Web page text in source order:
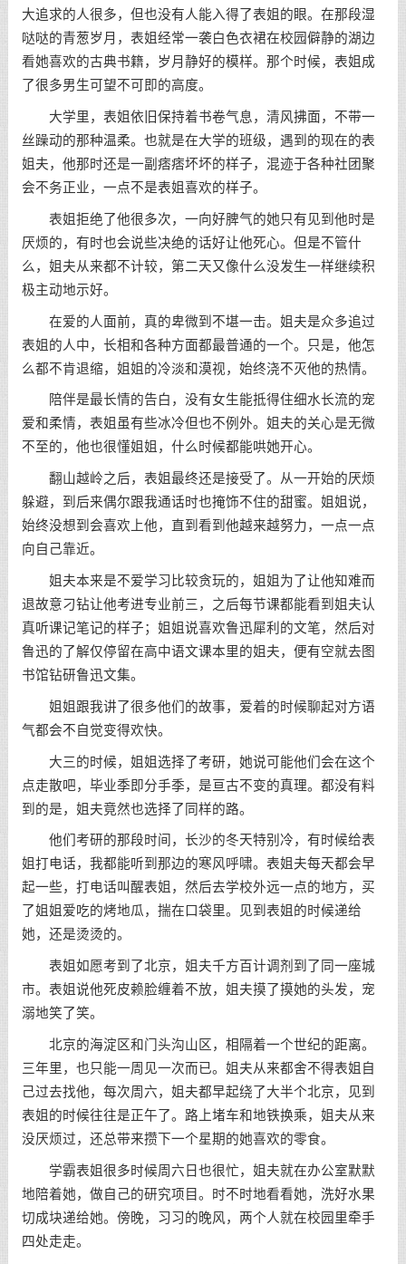
大追求的人很多，但也没有人能入得了表姐的眼。在那段湿
哒哒的青葱岁月，表姐经常一袭白色衣裙在校园僻静的湖边
看她喜欢的古典书籍，岁月静好的模样。那个时候，表姐成
了很多男生可望不可即的高度。
大学里，表姐依旧保持着书卷气息，清风拂面，不带一
丝躁动的那种温柔。也就是在大学的班级，遇到的现在的表
姐夫，他那时还是一副痞痞坏坏的样子，混迹于各种社团聚
会不务正业，一点不是表姐喜欢的样子。
表姐拒绝了他很多次，一向好脾气的她只有见到他时是
厌烦的，有时也会说些决绝的话好让他死心。但是不管什
么，姐夫从来都不计较，第二天又像什么没发生一样继续积
极主动地示好。
在爱的人面前，真的卑微到不堪一击。姐夫是众多追过
表姐的人中，长相和各种方面都最普通的一个。只是，他怎
么都不肯退缩，姐姐的冷淡和漠视，始终浇不灭他的热情。
陪伴是最长情的告白，没有女生能抵得住细水长流的宠
爱和柔情，表姐虽有些冰冷但也不例外。姐夫的关心是无微
不至的，他也很懂姐姐，什么时候都能哄她开心。
翻山越岭之后，表姐最终还是接受了。从一开始的厌烦
躲避，到后来偶尔跟我通话时也掩饰不住的甜蜜。姐姐说，
始终没想到会喜欢上他，直到看到他越来越努力，一点一点
向自己靠近。
姐夫本来是不爱学习比较贪玩的，姐姐为了让他知难而
退故意刁钻让他考进专业前三，之后每节课都能看到姐夫认
真听课记笔记的样子；姐姐说喜欢鲁迅犀利的文笔，然后对
鲁迅的了解仅停留在高中语文课本里的姐夫，便有空就去图
书馆钻研鲁迅文集。
姐姐跟我讲了很多他们的故事，爱着的时候聊起对方语
气都会不自觉变得欢快。
大三的时候，姐姐选择了考研，她说可能他们会在这个
点走散吧，毕业季即分手季，是亘古不变的真理。都没有料
到的是，姐夫竟然也选择了同样的路。
他们考研的那段时间，长沙的冬天特别冷，有时候给表
姐打电话，我都能听到那边的寒风呼啸。表姐夫每天都会早
起一些，打电话叫醒表姐，然后去学校外远一点的地方，买
了姐姐爱吃的烤地瓜，揣在口袋里。见到表姐的时候递给
她，还是烫烫的。
表姐如愿考到了北京，姐夫千方百计调剂到了同一座城
市。表姐说他死皮赖脸缠着不放，姐夫摸了摸她的头发，宠
溺地笑了笑。
北京的海淀区和门头沟山区，相隔着一个世纪的距离。
三年里，也只能一周见一次而已。姐夫从来都舍不得表姐自
己过去找他，每次周六，姐夫都早起绕了大半个北京，见到
表姐的时候往往是正午了。路上堵车和地铁换乘，姐夫从来
没厌烦过，还总带来攒下一个星期的她喜欢的零食。
学霸表姐很多时候周六日也很忙，姐夫就在办公室默默
地陪着她，做自己的研究项目。时不时地看看她，洗好水果
切成块递给她。傍晚，习习的晚风，两个人就在校园里牵手
四处走走。